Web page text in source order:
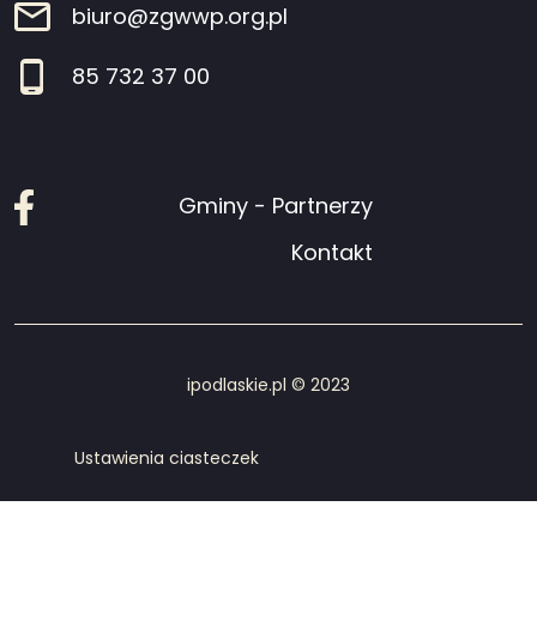
biuro@zgwwp.org.pl
85 732 37 00
Facebook
Gminy - Partnerzy
Kontakt
ipodlaskie.pl © 2023
Ustawienia ciasteczek